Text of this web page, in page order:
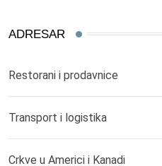
ADRESAR
Restorani i prodavnice
Transport i logistika
Crkve u Americi i Kanadi